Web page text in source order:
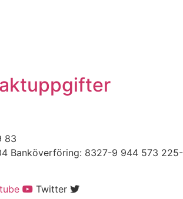
83
Banköverföring: 8327-9 944 573 225-
Twitter